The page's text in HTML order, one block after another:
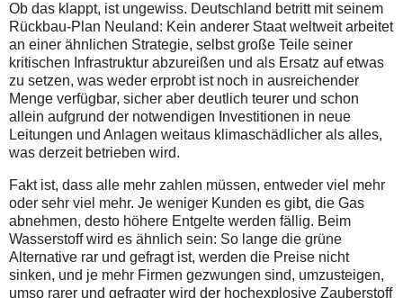
Ob das klappt, ist ungewiss. Deutschland betritt mit seinem
Rückbau-Plan Neuland: Kein anderer Staat weltweit arbeitet
an einer ähnlichen Strategie, selbst große Teile seiner
kritischen Infrastruktur abzureißen und als Ersatz auf etwas
zu setzen, was weder erprobt ist noch in ausreichender
Menge verfügbar, sicher aber deutlich teurer und schon
allein aufgrund der notwendigen Investitionen in neue
Leitungen und Anlagen weitaus klimaschädlicher als alles,
was derzeit betrieben wird.
Fakt ist, dass alle mehr zahlen müssen, entweder viel mehr
oder sehr viel mehr. Je weniger Kunden es gibt, die Gas
abnehmen, desto höhere Entgelte werden fällig. Beim
Wasserstoff wird es ähnlich sein: So lange die grüne
Alternative rar und gefragt ist, werden die Preise nicht
sinken, und je mehr Firmen gezwungen sind, umzusteigen,
umso rarer und gefragter wird der hochexplosive Zauberstoff